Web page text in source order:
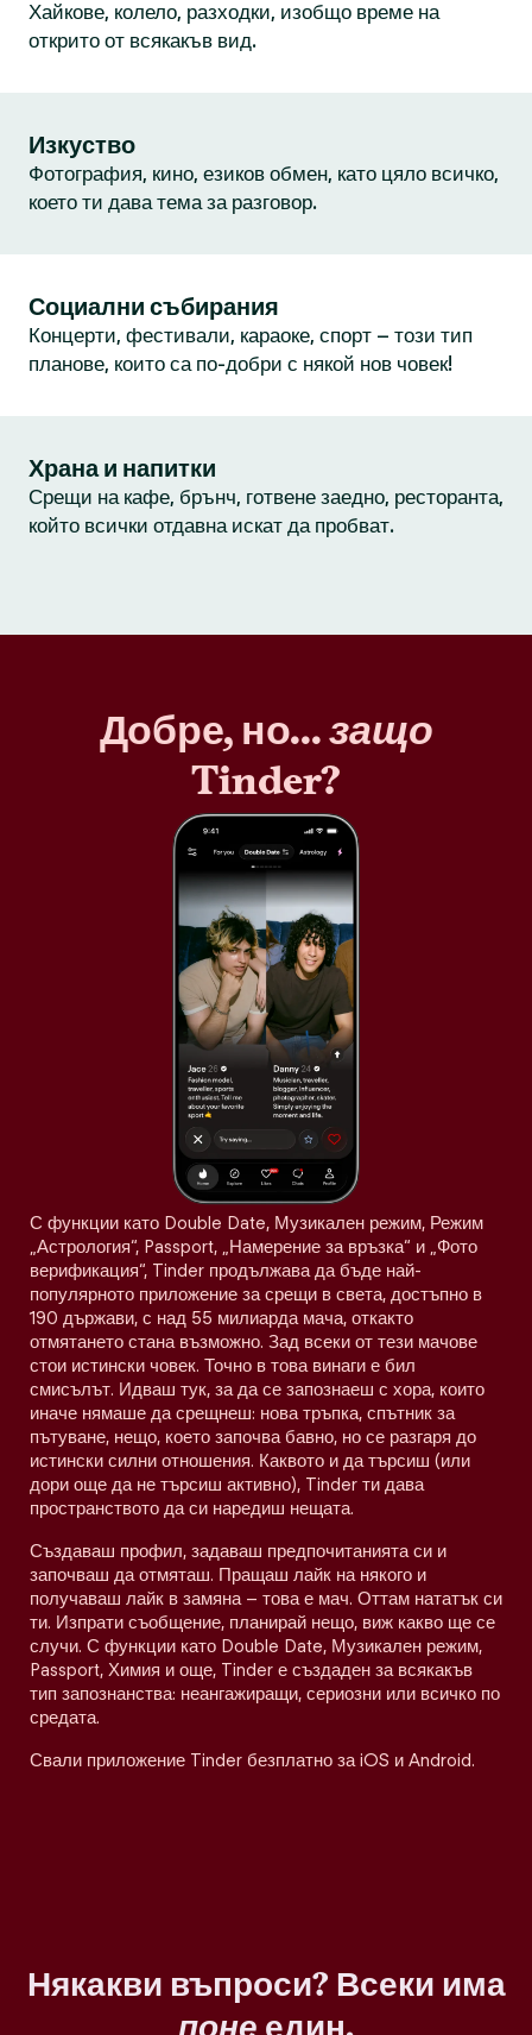
Хайкове, колело, разходки, изобщо време на
открито от всякакъв вид.
Изкуство
Фотография, кино, езиков обмен, като цяло всичко,
което ти дава тема за разговор.
Социални събирания
Концерти, фестивали, караоке, спорт – този тип
планове, които са по-добри с някой нов човек!
Храна и напитки
Срещи на кафе, брънч, готвене заедно, ресторанта,
който всички отдавна искат да пробват.
Добре, но...защо
Tinder?
С функции като Double Date, Музикален режим, Режим
„Астрология“, Passport, „Намерение за връзка“ и „Фото
верификация“, Tinder продължава да бъде най-
популярното приложение за срещи в света, достъпно в
190 държави, с над 55 милиарда мача, откакто
отмятането стана възможно. Зад всеки от тези мачове
стои истински човек. Точно в това винаги е бил
смисълът. Идваш тук, за да се запознаеш с хора, които
иначе нямаше да срещнеш: нова тръпка, спътник за
пътуване, нещо, което започва бавно, но се разгаря до
истински силни отношения. Каквото и да търсиш (или
дори още да не търсиш активно), Tinder ти дава
пространството да си наредиш нещата.
Създаваш профил, задаваш предпочитанията си и
започваш да отмяташ. Пращаш лайк на някого и
получаваш лайк в замяна – това е мач. Оттам нататък си
ти. Изпрати съобщение, планирай нещо, виж какво ще се
случи. С функции като Double Date, Музикален режим,
Passport, Химия и още, Tinder е създаден за всякакъв
тип запознанства: неангажиращи, сериозни или всичко по
средата.
Свали приложение Tinder безплатно за iOS и Android.
Някакви въпроси? Всеки има
поне един.